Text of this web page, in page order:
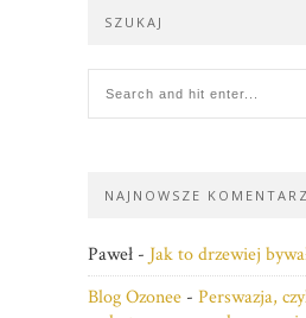
SZUKAJ
NAJNOWSZE
Paweł - Jak to drzewiej
Blog Ozonee - Perswazja,